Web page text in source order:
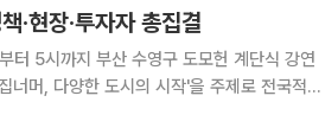
·현장·투자자 총집결
터 5시까지 부산 수영구 도모헌 계단식 강연